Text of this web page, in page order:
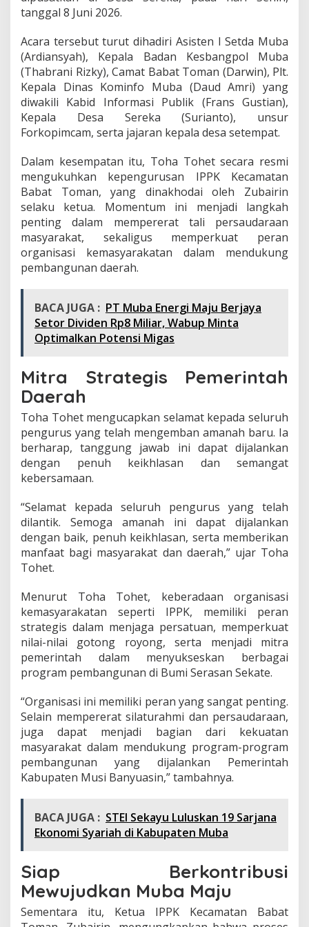
a
g
i
s
P
e
m
e
r
t
a
h
D
e
r
a
r
e
r
i
t
r
tanggal 8 Juni 2026.
Acara tersebut turut dihadiri Asisten I Setda Muba
(Ardiansyah), Kepala Badan Kesbangpol Muba
(Thabrani Rizky), Camat Babat Toman (Darwin), Plt.
Kepala Dinas Kominfo Muba (Daud Amri) yang
diwakili Kabid Informasi Publik (Frans Gustian),
Kepala Desa Sereka (Surianto), unsur
Forkopimcam, serta jajaran kepala desa setempat.
Dalam kesempatan itu, Toha Tohet secara resmi
mengukuhkan kepengurusan IPPK Kecamatan
Babat Toman, yang dinakhodai oleh Zubairin
selaku ketua. Momentum ini menjadi langkah
penting dalam mempererat tali persaudaraan
masyarakat, sekaligus memperkuat peran
organisasi kemasyarakatan dalam mendukung
pembangunan daerah.
BACA JUGA : PT Muba Energi Maju Berjaya
Setor Dividen Rp8 Miliar, Wabup Minta
Optimalkan Potensi Migas
Mitra Strategis Pemerintah
Daerah
Toha Tohet mengucapkan selamat kepada seluruh
pengurus yang telah mengemban amanah baru. Ia
berharap, tanggung jawab ini dapat dijalankan
dengan penuh keikhlasan dan semangat
kebersamaan.
“Selamat kepada seluruh pengurus yang telah
dilantik. Semoga amanah ini dapat dijalankan
dengan baik, penuh keikhlasan, serta memberikan
manfaat bagi masyarakat dan daerah,” ujar Toha
Tohet.
Menurut Toha Tohet, keberadaan organisasi
kemasyarakatan seperti IPPK, memiliki peran
strategis dalam menjaga persatuan, memperkuat
nilai-nilai gotong royong, serta menjadi mitra
pemerintah dalam menyukseskan berbagai
program pembangunan di Bumi Serasan Sekate.
“Organisasi ini memiliki peran yang sangat penting.
Selain mempererat silaturahmi dan persaudaraan,
juga dapat menjadi bagian dari kekuatan
masyarakat dalam mendukung program-program
pembangunan yang dijalankan Pemerintah
Kabupaten Musi Banyuasin,” tambahnya.
BACA JUGA : STEI Sekayu Luluskan 19 Sarjana
Ekonomi Syariah di Kabupaten Muba
Siap Berkontribusi
Mewujudkan Muba Maju
Sementara itu, Ketua IPPK Kecamatan Babat